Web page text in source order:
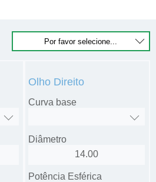
Olho Direito
Curva base
Diâmetro
14.00
Potência Esférica